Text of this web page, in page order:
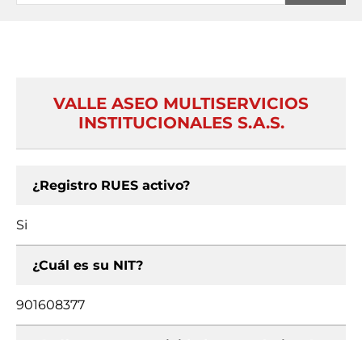
VALLE ASEO MULTISERVICIOS
INSTITUCIONALES S.A.S.
¿Registro RUES activo?
Si
¿Cuál es su NIT?
901608377